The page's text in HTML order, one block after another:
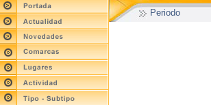
Periodo